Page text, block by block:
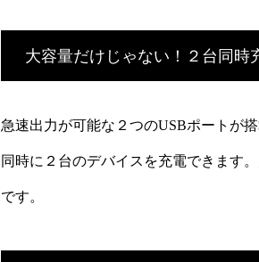
大容量だけじゃない！２台同時
急速出力が可能な２つのUSBポートが搭
同時に２台のデバイスを充電できます
です。